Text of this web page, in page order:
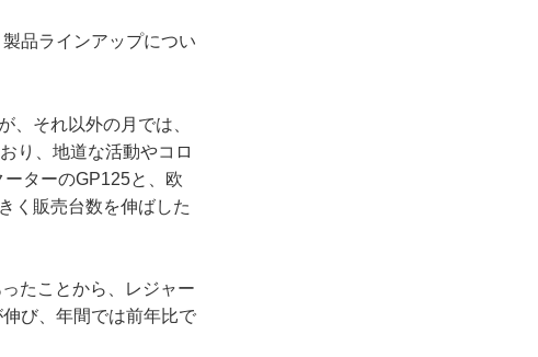
品ラインアップについ
、それ以外の月では、
り、地道な活動やコロ
ターのGP125と、欧
く販売台数を伸ばした
たことから、レジャー
び、年間では前年比で